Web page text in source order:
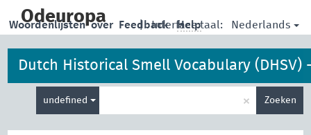
main
Odeuropa | Interface taal: Nederlands
Woordenlijsten over Feedback Help
Dutch Historical Smell Vocabulary (DHSV)
Smell Words
undefined × Zoeken